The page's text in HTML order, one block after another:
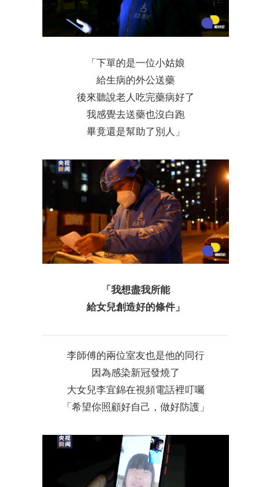
「下單的是一位小姑娘
給生病的外公送藥
後來聽說老人吃完藥病好了
我感覺去送藥也沒白跑
畢竟還是幫助了別人」
「我想盡我所能
給女兒創造好的條件」
李師傅的兩位室友也是他的同行
因為感染新冠發燒了
大女兒李宜錦在視頻電話裡叮囑
「希望你照顧好自己，做好防護」